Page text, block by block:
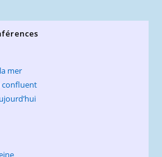
mer
confluent